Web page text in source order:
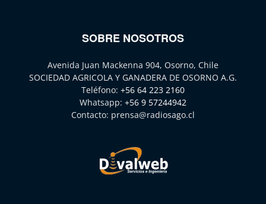
SOBRE NOSOTROS
Avenida Juan Mackenna 904, Osorno, Chile
SOCIEDAD AGRICOLA Y GANADERA DE OSORNO A.G.
Teléfono: +56 64 223 2160
Whatsapp: +56 9 57244942
Contacto: prensa@radiosago.cl